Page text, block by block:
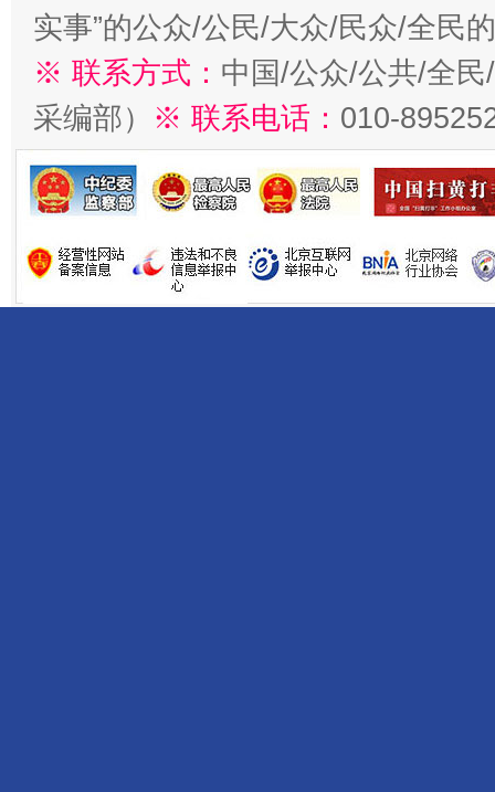
实事”的公众/公民/大众/民众/全民
※ 联系方式： 中国/公众/公共/全
采编部） ※ 联系电话： 010-